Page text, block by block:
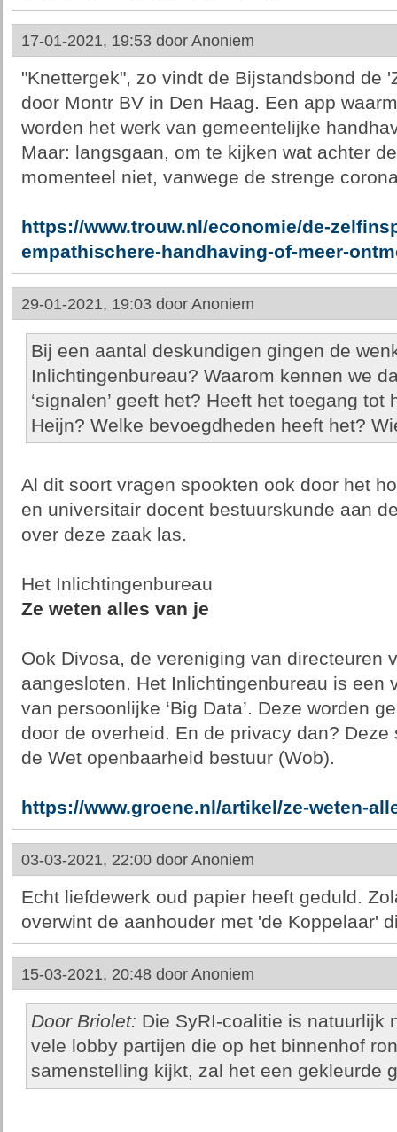
17-01-2021, 19:53 door Anoniem
"Knettergek", zo vindt de Bijstandsbond de
door Montr BV in Den Haag. Een app
worden het werk van gemeentelijke
Maar: langsgaan, om te kijken wat achter
momenteel niet, vanwege de strenge
https://www.trouw.nl/economie/de-
empathischere-handhaving-of-meer-
29-01-2021, 19:03 door Anoniem
Bij een aantal deskundigen gingen de
Inlichtingenbureau? Waarom kennen we
‘signalen’ geeft het? Heeft het toegang
Heijn? Welke bevoegdheden heeft het?
Al dit soort vragen spookten ook door het
en universitair docent bestuurskunde aan
over deze zaak las.
Het Inlichtingenbureau
Ze weten alles van je
Ook Divosa, de vereniging van directeuren
aangesloten. Het Inlichtingenbureau is een
van persoonlijke ‘Big Data’. Deze worden
door de overheid. En de privacy dan?
de Wet openbaarheid bestuur (Wob).
https://www.groene.nl/artikel/ze-weten-
03-03-2021, 22:00 door Anoniem
Echt liefdewerk oud papier heeft geduld.
overwint de aanhouder met 'de Koppelaar'
15-03-2021, 20:48 door Anoniem
Door Briolet: Die SyRI-coalitie is natuurlijk
vele lobby partijen die op het binnenhof
samenstelling kijkt, zal het een gekleurde